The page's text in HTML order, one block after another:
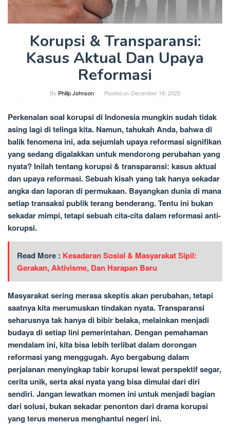
Korupsi & Transparansi:
Kasus Aktual Dan Upaya
Reformasi
By Philip Johnson Posted on December 18, 2025
Perkenalan soal korupsi di Indonesia mungkin sudah tidak
asing lagi di telinga kita. Namun, tahukah Anda, bahwa di
balik fenomena ini, ada sejumlah upaya reformasi signifikan
yang sedang digalakkan untuk mendorong perubahan yang
nyata? Inilah tentang korupsi & transparansi: kasus aktual
dan upaya reformasi. Sebuah kisah yang tak hanya sekadar
angka dan laporan di permukaan. Bayangkan dunia di mana
setiap transaksi publik terang benderang. Tentu ini bukan
sekadar mimpi, tetapi sebuah cita-cita dalam reformasi anti-
korupsi.
Read More : Kesadaran Sosial & Masyarakat Sipil:
Gerakan, Aktivisme, Dan Harapan Baru
Masyarakat sering merasa skeptis akan perubahan, tetapi
saatnya kita merumuskan tindakan nyata. Transparansi
seharusnya tak hanya di bibir belaka, melainkan menjadi
budaya di setiap lini pemerintahan. Dengan pemahaman
mendalam ini, kita bisa lebih terlibat dalam dorongan
reformasi yang menggugah. Ayo bergabung dalam
perjalanan menyingkap tabir korupsi lewat perspektif segar,
cerita unik, serta aksi nyata yang bisa dimulai dari diri
sendiri. Jangan lewatkan momen ini untuk menjadi bagian
dari solusi, bukan sekadar penonton dari drama korupsi
yang terus menerus menghantui negeri ini.